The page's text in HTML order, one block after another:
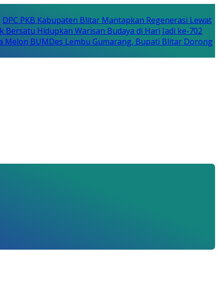
DPC PKB Kabupaten Blitar Mantapkan Regenerasi Lewat
Hidupkan Warisan Budaya di Hari Jadi ke-702
Melon BUMDes Lembu Gumarang, Bupati Blitar Dorong